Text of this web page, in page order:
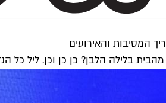
בלילה הלבן? כן כן וכן. ליל כל